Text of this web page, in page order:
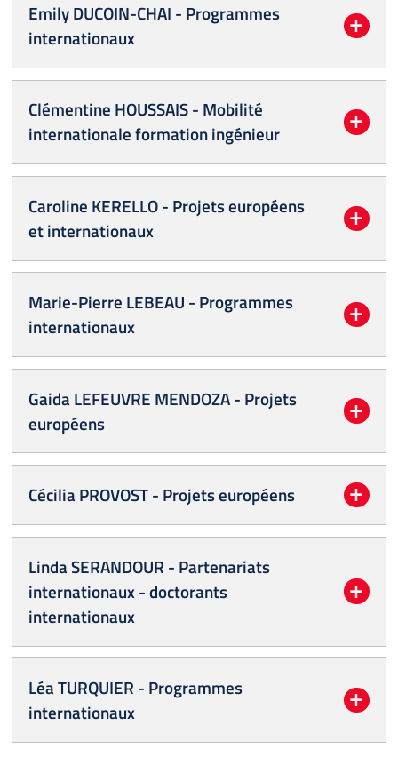
Emily DUCOIN-CHAI - Programmes
internationaux
Clémentine HOUSSAIS - Mobilité
internationale formation ingénieur
Caroline KERELLO - Projets européens
et internationaux
Marie-Pierre LEBEAU - Programmes
internationaux
Gaida LEFEUVRE MENDOZA - Projets
européens
Cécilia PROVOST - Projets européens
Linda SERANDOUR - Partenariats
internationaux - doctorants
internationaux
Léa TURQUIER - Programmes
internationaux